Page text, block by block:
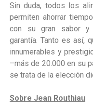
Sin duda, todos los
permiten ahorrar
con su gran sabor y
garantía. Tanto es así,
innumerables y
–más de 20.000 en su
se trata de la elección
Sobre Jean Routhiau